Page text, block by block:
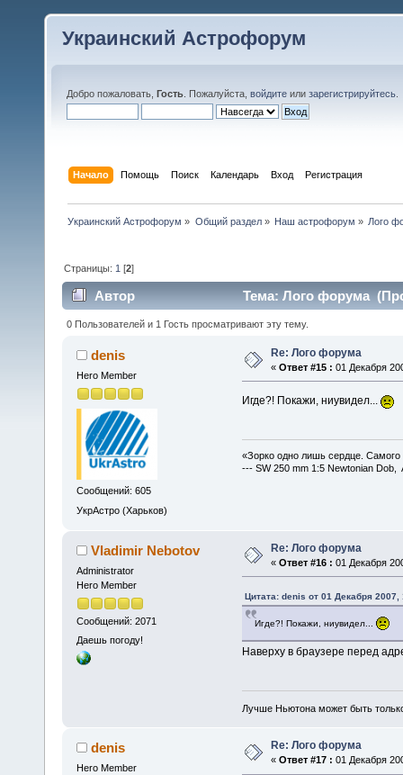
Украинский Астрофорум
Добро пожаловать, Гость . Пожалуйста, войдите или зарегистрируйтесь
Начало Помощь Поиск Календарь Вход Регистрация
Украинский Астрофорум » Общий раздел» Наш астрофорум » Лого
Страницы: 1 [2]
Автор Тема: Лого форума
0 Пользователей и 1 Гость просматривают эту тему.
denis
Hero Member
Сообщений: 605
УкрАстро (Харьков)
Re: Лого форума
« Ответ #15 : 01 Декабря
Игде?! Покажи, ниувидел...
«Зорко одно лишь сердце.
--- SW 250 mm 1:5 Newtonian
Vladimir Nebotov
Administrator
Hero Member
Сообщений: 2071
Даешь погоду!
Re: Лого форума
« Ответ #16 : 01 Декабря
Цитата: denis от 01 Декабря 2007,
Игде?! Покажи, ниувидел...
Наверху в браузере перед
Лучше Ньютона может быть
denis
Hero Member
Re: Лого форума
« Ответ #17 : 01 Декабря